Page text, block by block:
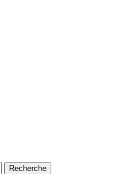
Recherche